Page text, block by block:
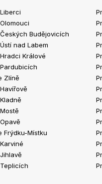
Budějovicích
nad Labem
Králové
Zlíně
Frýdku-Místku